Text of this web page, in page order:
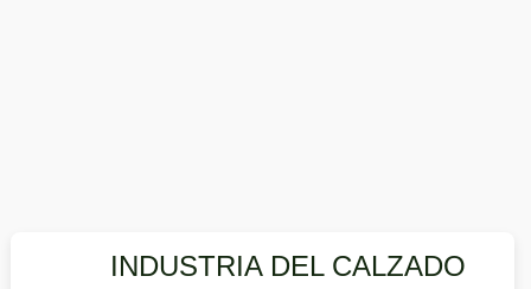
INDUSTRIA DEL CALZADO